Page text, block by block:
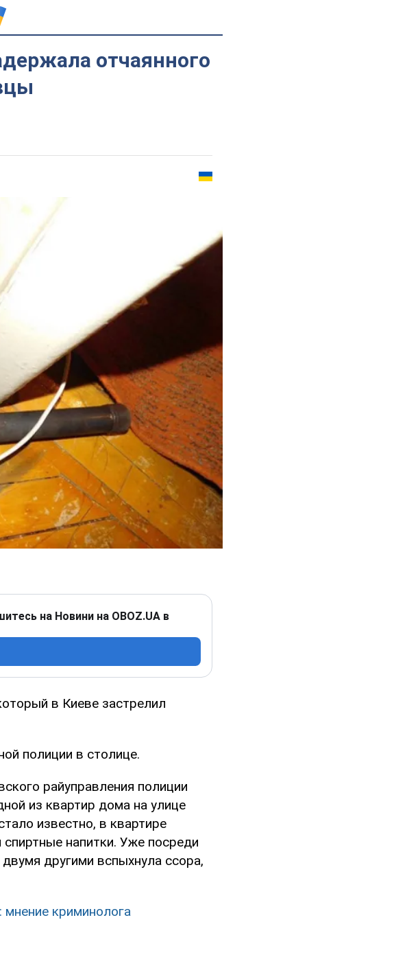
отчаянного
на Новини на OBOZ.UA в
в Киеве застрелил
полиции в столице.
райуправления полиции
из квартир дома на улице
известно, в квартире
напитки. Уже посреди
другими вспыхнула ссора,
мнение криминолога